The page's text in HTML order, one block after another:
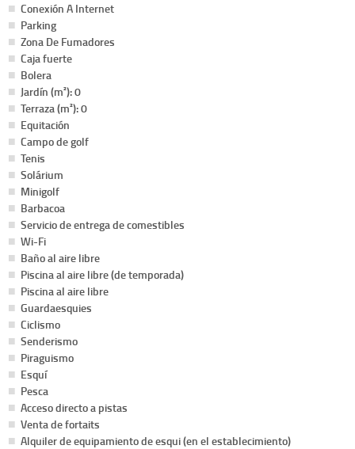
Conexión A Internet
Parking
Zona De Fumadores
Caja fuerte
Bolera
Jardín (m²): 0
Terraza (m²): 0
Equitación
Campo de golf
Tenis
Solárium
Minigolf
Barbacoa
Servicio de entrega de comestibles
Wi-Fi
Baño al aire libre
Piscina al aire libre (de temporada)
Piscina al aire libre
Guardaesquies
Ciclismo
Senderismo
Piraguismo
Esquí
Pesca
Acceso directo a pistas
Venta de fortaits
Alquiler de equipamiento de esqui (en el establecimiento)